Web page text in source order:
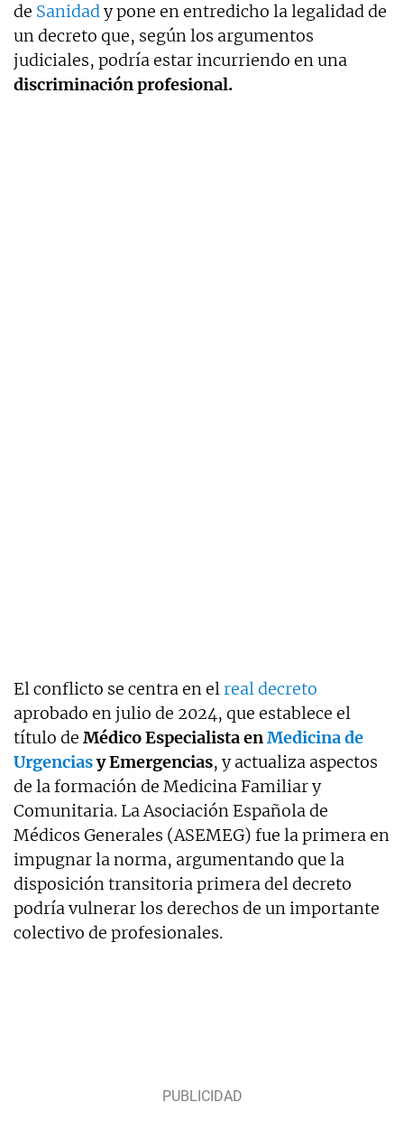
de Sanidady pone en entredicho la legalidad de
un decreto que, según los argumentos
judiciales, podría estar incurriendo en una
discriminación profesional.
El conflicto se centra en elreal decreto
aprobado en julio de 2024, que establece el
título de Médico Especialista enMedicina de
Urgenciasy Emergencias, y actualiza aspectos
de la formación de Medicina Familiar y
Comunitaria. La Asociación Española de
Médicos Generales (ASEMEG) fue la primera en
impugnar la norma, argumentando que la
disposición transitoria primera del decreto
podría vulnerar los derechos de un importante
colectivo de profesionales.